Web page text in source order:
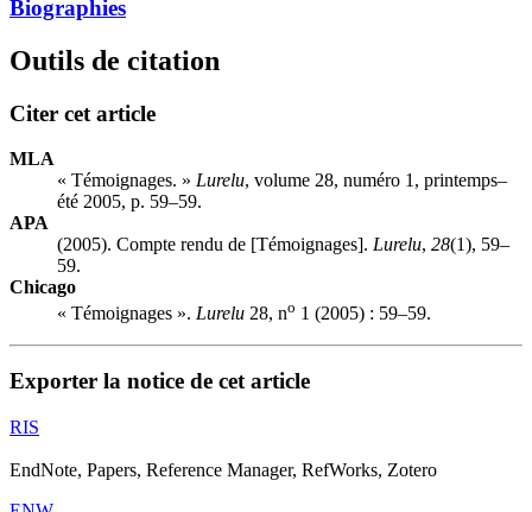
Biographies
Outils de citation
Citer cet article
MLA
« Témoignages. » Lurelu, volume 28, numéro 1, printemps–
été 2005, p. 59–59.
APA
(2005). Compte rendu de [Témoignages]. Lurelu, 28(1), 59–
59.
Chicago
« Témoignages ». Lurelu 28, no 1 (2005) : 59–59.
Exporter la notice de cet article
RIS
EndNote, Papers, Reference Manager, RefWorks, Zotero